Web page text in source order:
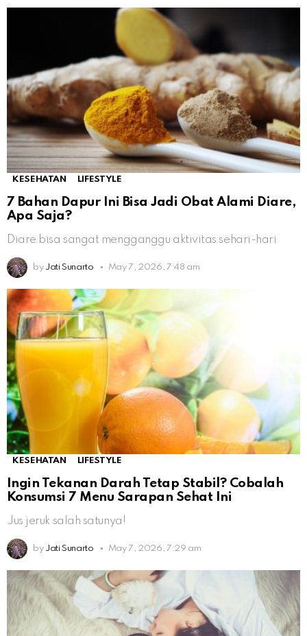
KESEHATAN LIFESTYLE
7 Bahan Dapur Ini Bisa Jadi Obat Alami Diare,
Apa Saja?
Diare bisa sangat mengganggu aktivitas sehari-hari
by Jati Sunarto May 7, 2026, 7:48 am
KESEHATAN LIFESTYLE
Ingin Tekanan Darah Tetap Stabil? Cobalah
Konsumsi 7 Menu Sarapan Sehat Ini
Jus jeruk salah satunya!
by Jati Sunarto May 7, 2026, 7:29 am